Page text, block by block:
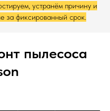
устранём причину и
за фиксированный срок.
пылесоса